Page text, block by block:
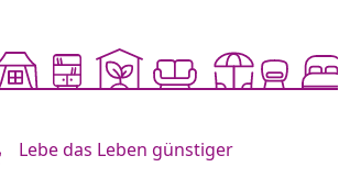
Lebe das Leben günstiger